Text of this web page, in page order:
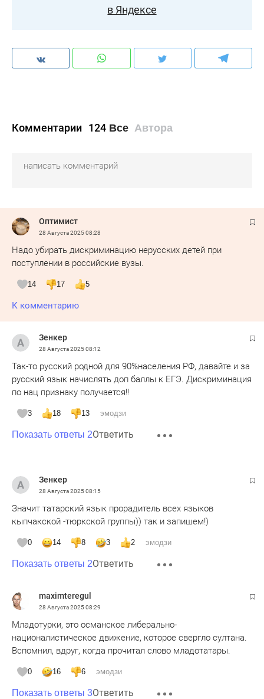
в Яндексе
Комментарии 124 Все Автора
Оптимист
28 Августа 202508:28
Надо убирать дискриминацию нерусских детей при
поступлении в российские вузы.
14 17 5
К комментарию
Зенкер
28 Августа 202508:12
Так-то русский родной для 90%населения РФ, давайте и за
русский язык начислять доп баллы к ЕГЭ. Дискриминация
по нац признаку получается!!
3 18 13 эмодзи
Показать ответы 2Ответить
Зенкер
28 Августа 202508:15
Значит татарский язык прорадитель всех языков
кыпчакской -тюркской группы)) так и запишем!)
0 14 8 3 2 эмодзи
Показать ответы 2Ответить
maximteregul
28 Августа 202508:29
Младотурки, это османское либерально-
националистическое движение, которое свергло султана.
Вспомнил, вдруг, когда прочитал слово младотатары.
0 16 6 эмодзи
Показать ответы 3Ответить